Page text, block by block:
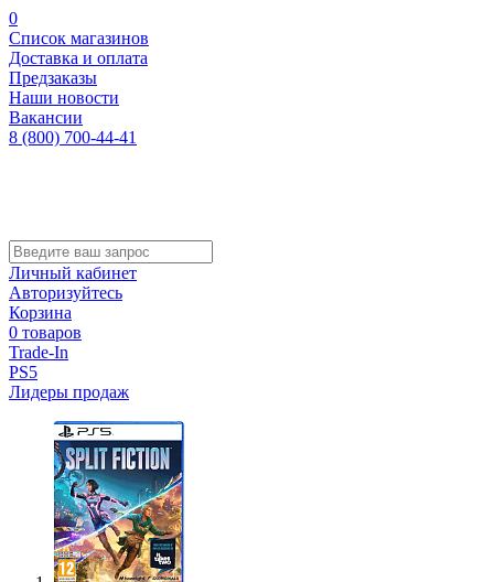
0
Список магазинов
Доставка и оплата
Предзаказы
Наши новости
Вакансии
8 (800) 700-44-41
Личный кабинет
Авторизуйтесь
Корзина
0 товаров
Trade-In
PS5
Лидеры продаж